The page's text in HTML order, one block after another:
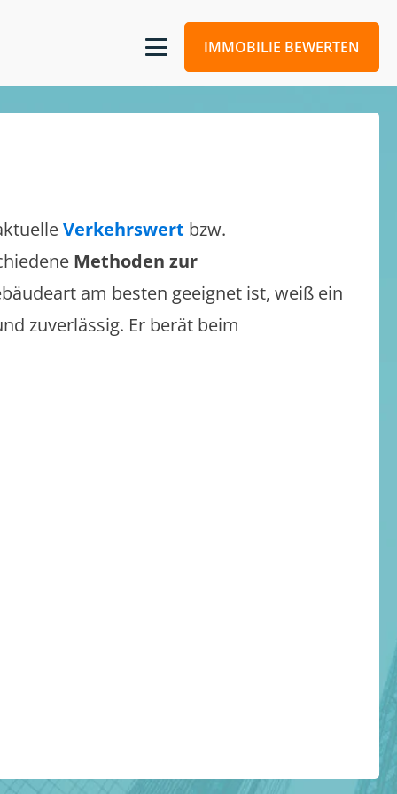
IMMOBILIE BEWERTEN
Verkehrswert bzw.
Methoden zur
am besten geeignet ist, weiß ein
zuverlässig. Er berät beim